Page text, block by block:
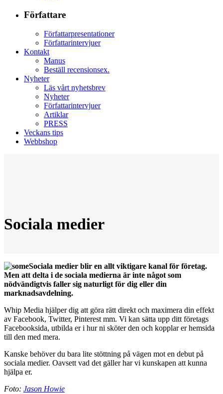
Författare
Författarpresentationer
Författarintervjuer
Kontakt
Manus
Beställ recensionsex.
Nyheter
Läs vårt nyhetsbrev
Nyheter
Författarintervjuer
Artiklar
PRESS
Veckans tips
Webbshop
Sociala medier
Sociala medier blir en allt viktigare kanal för företag.
Men att delta i de sociala medierna är inte något som
nödvändigtvis faller sig naturligt för dig eller din
marknadsavdelning.
Whip Media hjälper dig att göra rätt direkt och maximera din effekt
av Facebook, Twitter, Pinterest mm. Vi kan sätta upp ditt företags
Facebooksida, utbilda er i hur ni sköter den och kopplar er hemsida
till den med mera.
Kanske behöver du bara lite stöttning på vägen mot en debut på
sociala medier. Oavsett vad det gäller har vi kunskapen att kunna
hjälpa er.
Foto: Jason Howie